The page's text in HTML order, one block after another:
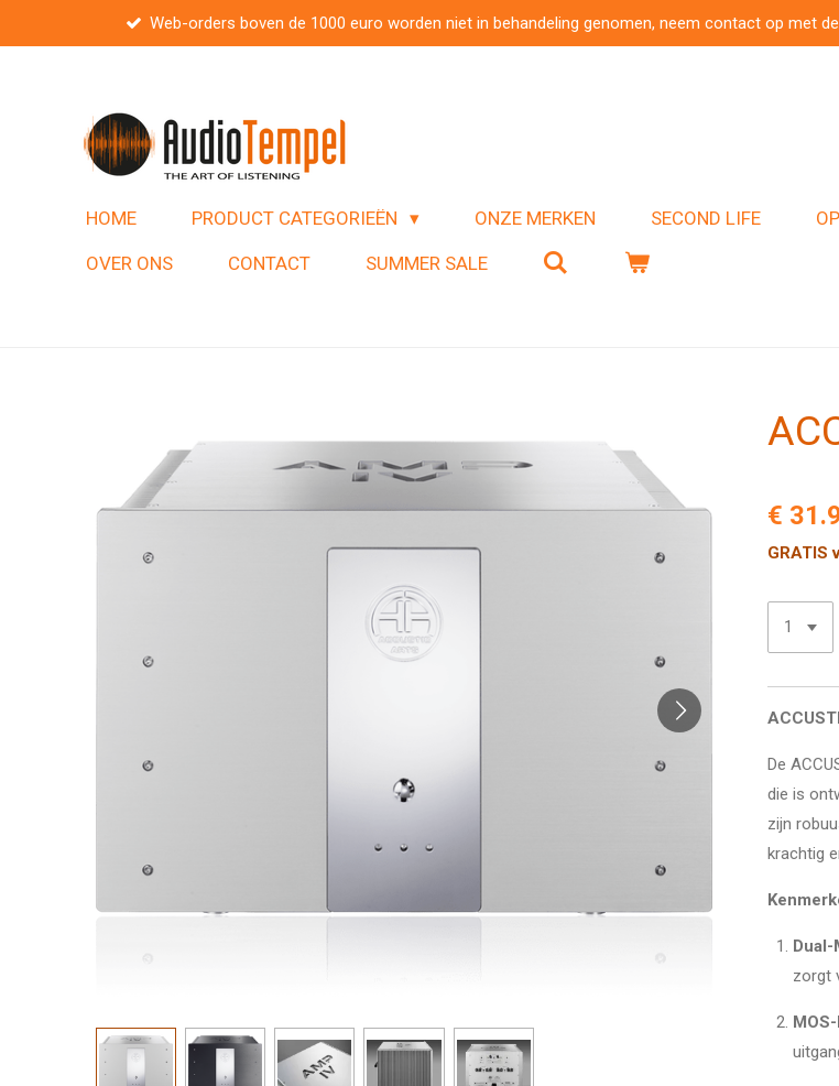
hoofdinhoud
Web-orders boven de 1000 euro worden niet in behandeling genomen, neem contact op met de
HOME PRODUCT CATEGORIEËN ONZE MERKEN SECOND LIFE
OVER ONS CONTACT SUMMER SALE
€
GRATIS
De
die is
zijn
krachtig
Dual-
zorgt